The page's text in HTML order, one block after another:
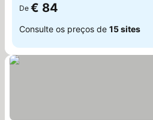
De € 84
Consulte os preços de 15 sites